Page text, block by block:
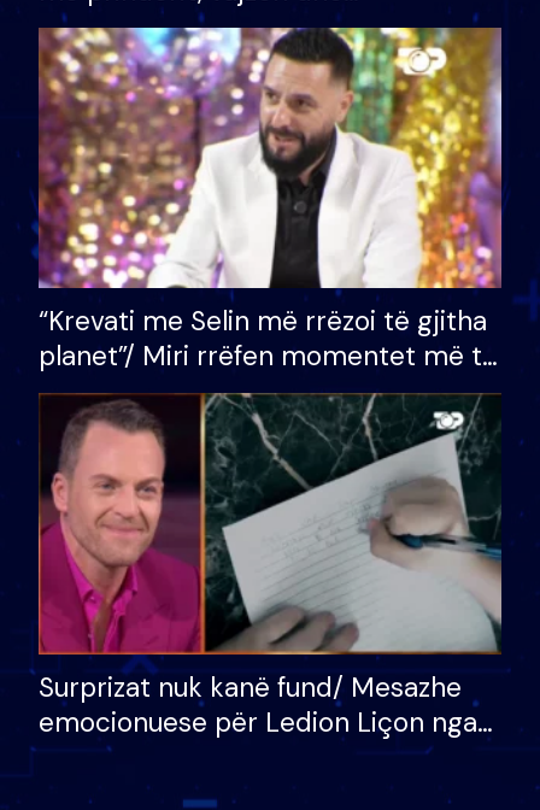
bashkëshorten: S’kemi ndonjë letër
divorci apo jo?
“Krevati me Selin më rrëzoi të gjitha
planet”/ Miri rrëfen momentet më të
bukura në shtëpinë e BB VIP: Do më
mungojë zilja e mëngjesit kur…
Surprizat nuk kanë fund/ Mesazhe
emocionuese për Ledion Liçon nga
nëna dhe fëmijët e tij, moderatori
nuk i mban dot lotët: Nuk meritoj…